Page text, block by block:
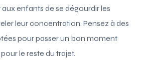
enfants de se dégourdir les
leur concentration. Pensez à des
pour passer un bon moment
le reste du trajet.